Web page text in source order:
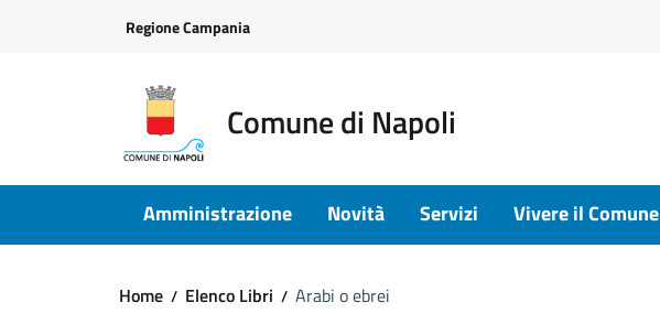
Regione Campania
Comune di Napoli
Amministrazione Novità Servizi Vivere il Comune
Home Elenco Libri Arabi o ebrei